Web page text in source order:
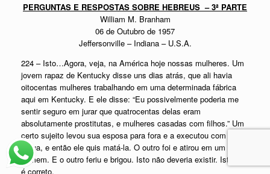
PERGUNTAS E RESPOSTAS SOBRE HEBREUS –3ª PARTE
William M. Branham
06 de Outubro de 1957
Jeffersonville – Indiana – U.S.A.
224 – Isto…Agora, veja, na América hoje nossas mulheres. Um
jovem rapaz de Kentucky disse uns dias atrás, que ali havia
oitocentas mulheres trabalhando em uma determinada fábrica
aqui em Kentucky. E ele disse: “Eu possivelmente poderia me
sentir seguro em jurar que quatrocentas delas eram
absolutamente prostitutas, e mulheres casadas com filhos.” Um
certo sujeito levou sua esposa para fora e a executou com uma
tábua, e então ele quis matá-la. O outro foi e atirou em um
homem. E o outro feriu e brigou. Isto não deveria existir. Isto não
é correto.